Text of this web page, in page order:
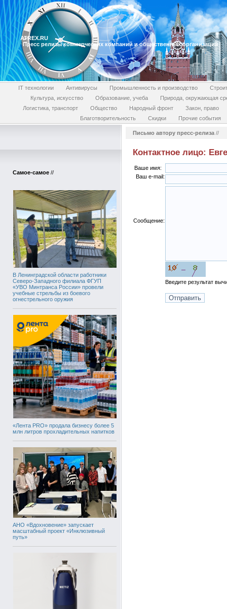
ATREX.RU
Пресс релизы коммерческих компаний и общественных организаций
IT технологии Антивирусы Промышленность и производство
Культура, искусство
Образование, учеба
Природа, окружающая
Логистика, транспорт
Общество Народный фронт
Закон, право
Благотворительность
Скидки Прочие события
Самое-самое //
В Ленинградской области работники
Северо-Западного филиала ФГУП
«УВО Минтранса России» провели
учебные стрельбы из боевого
огнестрельного оружия
«Лента PRO» продала бизнесу более 5
млн литров прохладительных напитков
АНО «Вдохновение» запускает
масштабный проект «Инклюзивный
путь»
Письмо автору пресс-релиза //
Контактное лицо:
Ваше имя:
Ваш e-mail:
Сообщение:
Введите результат